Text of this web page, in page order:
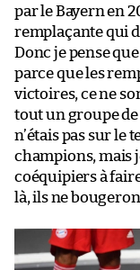
par le Bayern en
remplaçante qui
Donc je pense
parce que les
victoires, ce ne
tout un groupe de
n’étais pas sur le
champions, mais
coéquipiers à
là, ils ne